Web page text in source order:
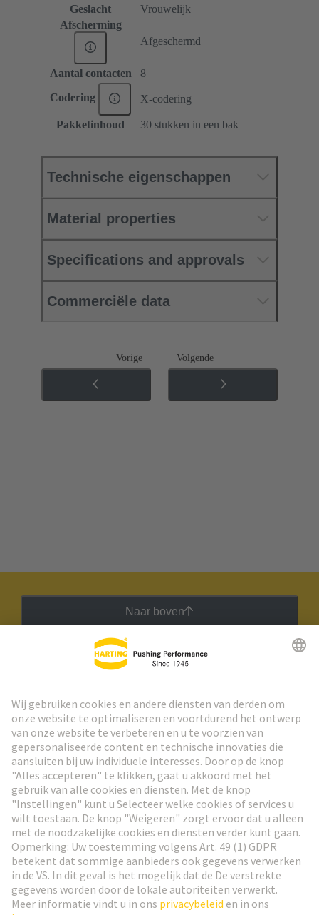
Geslacht
Vrouwelijk
Afscherming
Afgeschermd
Aantal contacten 8
Codering X-codering
Pakketinhoud 30 stukken in een bak
Technische eigenschappen
Material properties
Specifications and approvals
Commerciële data
Vorige Volgende
Naar boven
Ga naar registratie
Social Media